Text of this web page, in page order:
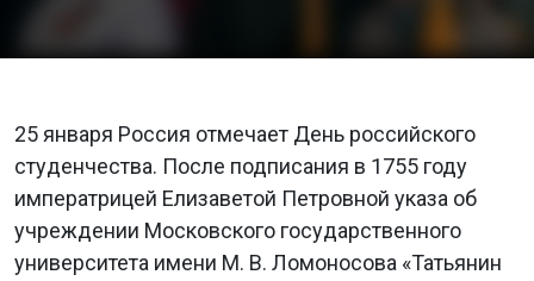
25 января Россия отмечает День российского
студенчества. После подписания в 1755 году
императрицей Елизаветой Петровной указа об
учреждении Московского государственного
университета имени М. В. Ломоносова «Татьянин